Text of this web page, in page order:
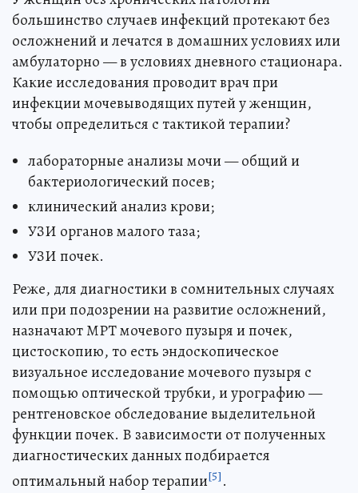
большинство случаев инфекций протекают без
осложнений и лечатся в домашних условиях или
амбулаторно — в условиях дневного стационара.
Какие исследования проводит врач при
инфекции мочевыводящих путей у женщин,
чтобы определиться с тактикой терапии?
лабораторные анализы мочи — общий и
бактериологический посев;
клинический анализ крови;
УЗИ органов малого таза;
УЗИ почек.
Реже, для диагностики в сомнительных случаях
или при подозрении на развитие осложнений,
назначают МРТ мочевого пузыря и почек,
цистоскопию, то есть эндоскопическое
визуальное исследование мочевого пузыря с
помощью оптической трубки, и урографию —
рентгеновское обследование выделительной
функции почек. В зависимости от полученных
диагностических данных подбирается
оптимальный набор терапии[5].